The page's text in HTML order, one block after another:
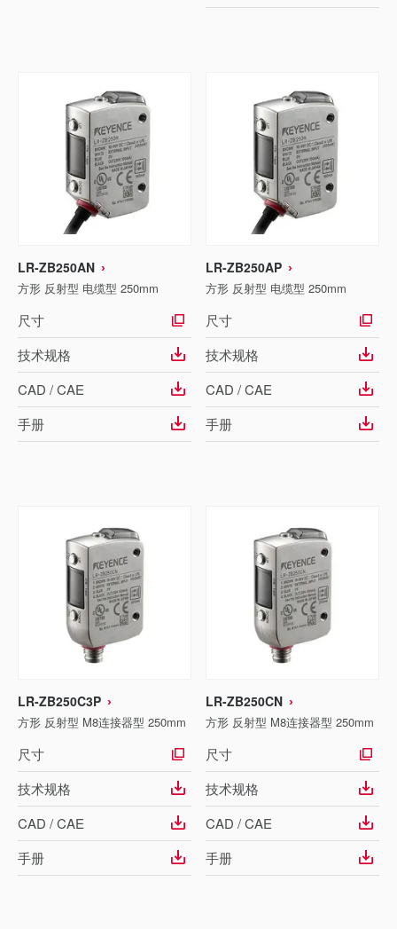
LR-ZB250AN
方形 反射型 电缆型 250mm
尺寸
技术规格
CAD / CAE
手册
LR-ZB250AP
方形 反射型 电缆型 250mm
尺寸
技术规格
CAD / CAE
手册
LR-ZB250C3P
方形 反射型 M8连接器型 250mm
尺寸
技术规格
CAD / CAE
手册
LR-ZB250CN
方形 反射型 M8连接器型 250mm
尺寸
技术规格
CAD / CAE
手册